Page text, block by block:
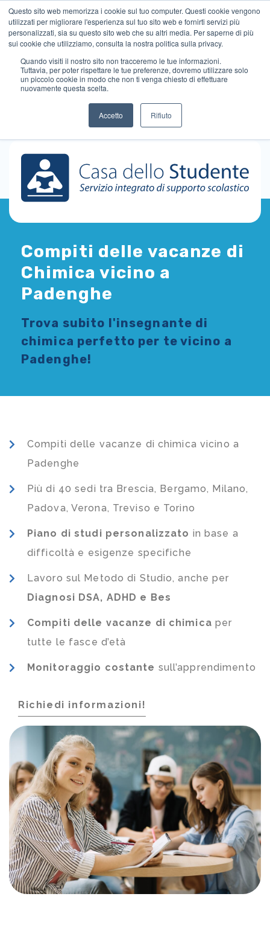
Questo sito web memorizza i cookie sul tuo computer. Questi cookie vengono
utilizzati per migliorare l'esperienza sul tuo sito web e fornirti servizi più
personalizzati, sia su questo sito web che su altri media. Per saperne di più
sui cookie che utilizziamo, consulta la nostra politica sulla privacy.
Quando visiti il ​​nostro sito non tracceremo le tue informazioni.
Tuttavia, per poter rispettare le tue preferenze, dovremo utilizzare solo
un piccolo cookie in modo che non ti venga chiesto di effettuare
nuovamente questa scelta.
Accetto Rifiuto
Compiti delle vacanze di
Chimica vicino a
Padenghe
Trova subito l'insegnante di
chimica perfetto per te vicino a
Padenghe!
Compiti delle vacanze di chimica vicino a
Padenghe
Più di 40 sedi tra Brescia, Bergamo, Milano,
Padova, Verona, Treviso e Torino
Piano di studi personalizzato in base a
difficoltà e esigenze specifiche
Lavoro sul Metodo di Studio, anche per
Diagnosi DSA, ADHD e Bes
Compiti delle vacanze di chimica per
tutte le fasce d’età
Monitoraggio costante sull’apprendimento
Richiedi informazioni!